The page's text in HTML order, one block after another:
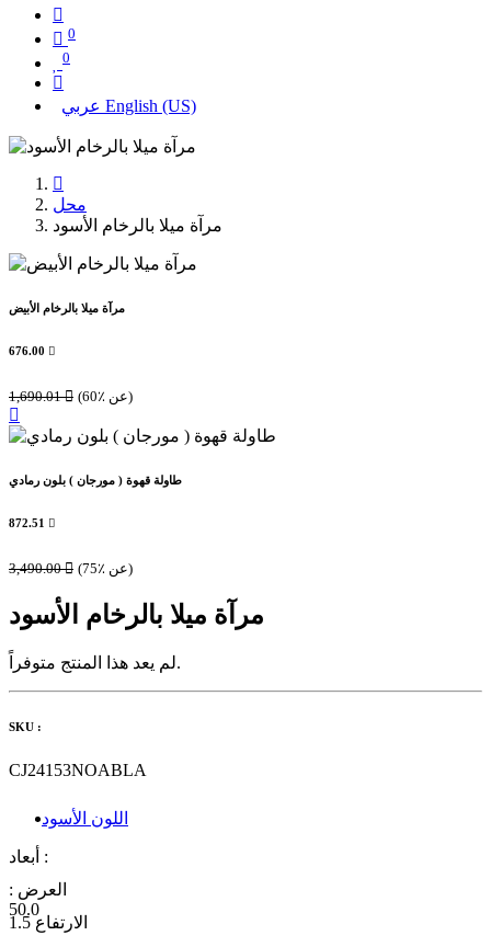
0
0
عربي English (US)
محل
مرآة ميلا بالرخام الأسود
مرآة ميلا بالرخام الأبيض
676.00 
1,690.01 (60٪ عن)
طاولة قهوة ( مورجان ) بلون رمادي
872.51 
3,490.00 (75٪ عن)
مرآة ميلا بالرخام الأسود
لم يعد هذا المنتج متوفراً.
SKU :
CJ24153NOABLA
اللون الأسود
أبعاد :
العرض :
50.0
الارتفاع 1.5